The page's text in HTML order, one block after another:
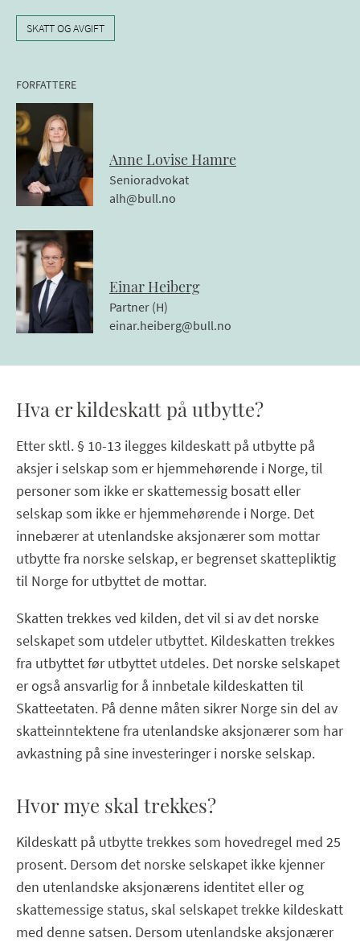
SKATT OG AVGIFT
FORFATTERE
Anne Lovise Hamre
Senioradvokat
alh@bull.no
Einar Heiberg
Partner (H)
einar.heiberg@bull.no
Hva er kildeskatt på utbytte?
Etter sktl. § 10-13 ilegges kildeskatt på utbytte på
aksjer i selskap som er hjemmehørende i Norge, til
personer som ikke er skattemessig bosatt eller
selskap som ikke er hjemmehørende i Norge. Det
innebærer at utenlandske aksjonærer som mottar
utbytte fra norske selskap, er begrenset skattepliktig
til Norge for utbyttet de mottar.
Skatten trekkes ved kilden, det vil si av det norske
selskapet som utdeler utbyttet. Kildeskatten trekkes
fra utbyttet før utbyttet utdeles. Det norske selskapet
er også ansvarlig for å innbetale kildeskatten til
Skatteetaten. På denne måten sikrer Norge sin del av
skatteinntektene fra utenlandske aksjonærer som har
avkastning på sine investeringer i norske selskap.
Hvor mye skal trekkes?
Kildeskatt på utbytte trekkes som hovedregel med 25
prosent. Dersom det norske selskapet ikke kjenner
den utenlandske aksjonærens identitet eller og
skattemessige status, skal selskapet trekke kildeskatt
med denne satsen. Dersom utenlandske aksjonærer